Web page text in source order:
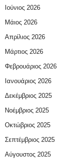
Ιούνιος 2026
Μάιος 2026
Απρίλιος 2026
Μάρτιος 2026
Φεβρουάριος 2026
Ιανουάριος 2026
Δεκέμβριος 2025
Νοέμβριος 2025
Οκτώβριος 2025
Σεπτέμβριος 2025
Αύγουστος 2025